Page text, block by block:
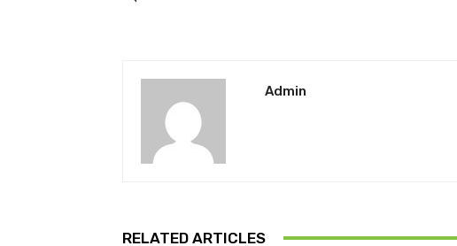
Admin
RELATED ARTICLES